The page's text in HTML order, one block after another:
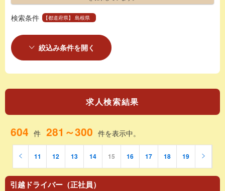
検索条件 【都道府県】 島根県
絞込み条件を開く
求人検索結果
604 件 281～300 件を表示中。
11 12 13 14 15 16 17 18 19
引越ドライバー（正社員）